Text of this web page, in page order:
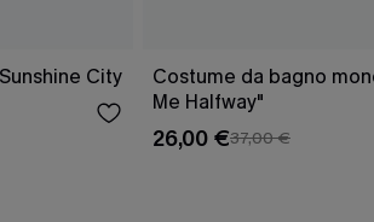
City
Costume da bagno
Me Halfway"
26,00 €37,00 €